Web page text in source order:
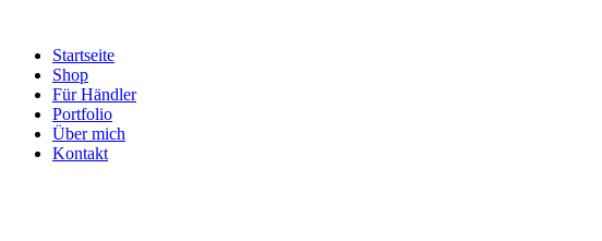
Startseite
Shop
Für Händler
Portfolio
Über mich
Kontakt